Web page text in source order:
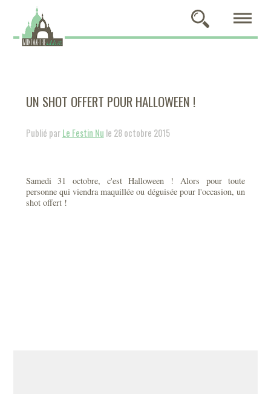
UN SHOT OFFERT POUR HALLOWEEN !
Publié parLe Festin Nu le 28 octobre 2015
Samedi 31 octobre, c'est Halloween ! Alors pour toute
personne qui viendra maquillée ou déguisée pour l'occasion, un
shot offert !